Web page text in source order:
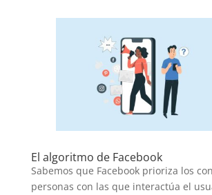
El algoritmo de Facebook
Sabemos que Facebook prioriza los
personas con las que interactúa el